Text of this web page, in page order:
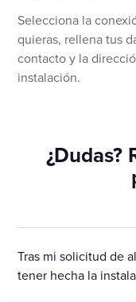
Selecciona la
quieras, rellena tus
contacto y la
instalación.
¿Dudas?
Tras mi solicitud de
tener hecha la